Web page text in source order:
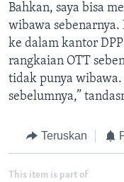
Bahkan, saya bisa
wibawa
ke dalam kantor
rangkaian OTT
tidak punya
sebelumnya,”
Teruskan
This item is part of